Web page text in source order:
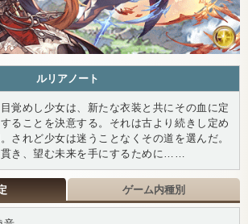
ルリアノート
覚めし少女は、新たな衣装と共にその血に定
ることを決意する。それは古より続きし定め
されど少女は迷うことなくその道を選んだ。
き、望む未来を手にするために……
ゲーム内種別